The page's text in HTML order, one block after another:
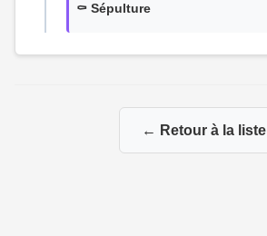
⚰️ Sépulture
← Retour à la liste